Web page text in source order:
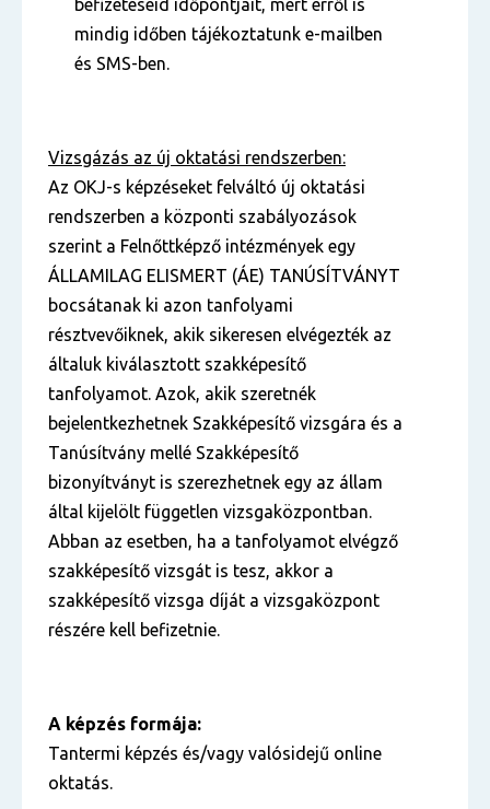
befizetéseid időpontjait, mert erről is
mindig időben tájékoztatunk e-mailben
és SMS-ben.
Vizsgázás az új oktatási rendszerben:
Az OKJ-s képzéseket felváltó új oktatási
rendszerben a központi szabályozások
szerint a Felnőttképző intézmények egy
ÁLLAMILAG ELISMERT (ÁE) TANÚSÍTVÁNYT
bocsátanak ki azon tanfolyami
résztvevőiknek, akik sikeresen elvégezték az
általuk kiválasztott szakképesítő
tanfolyamot. Azok, akik szeretnék
bejelentkezhetnek Szakképesítő vizsgára és a
Tanúsítvány mellé Szakképesítő
bizonyítványt is szerezhetnek egy az állam
által kijelölt független vizsgaközpontban.
Abban az esetben, ha a tanfolyamot elvégző
szakképesítő vizsgát is tesz, akkor a
szakképesítő vizsga díját a vizsgaközpont
részére kell befizetnie.
A képzés formája:
Tantermi képzés és/vagy valósidejű online
oktatás.